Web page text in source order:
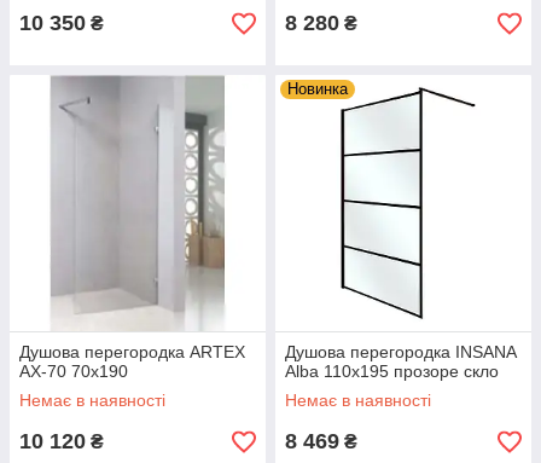
10 350 ₴ 8 280 ₴
Душова перегородка ARTEX
AX-70 70х190
Немає в наявності
10 120 ₴
Новинка
Душова перегородка INSANA
Alba 110x195 прозоре скло
Немає в наявності
8 469 ₴